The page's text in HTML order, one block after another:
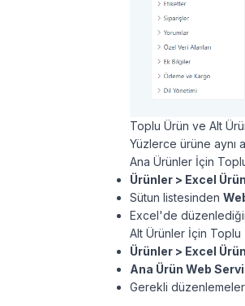
Toplu Ürün ve Alt
Yüzlerce ürüne aynı
Ana Ürünler İçin
Ürünler > Excel
Sütun listesinden
Excel'de
Alt Ürünler İçin Toplu
Ürünler > Excel
Ana Ürün Web
Gerekli